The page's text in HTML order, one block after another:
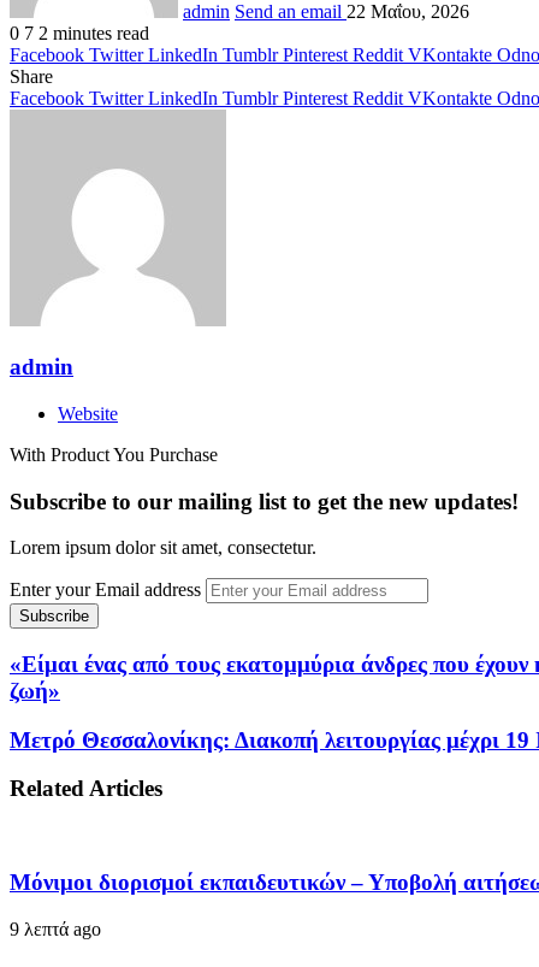
admin Send an email 22 Μαΐου, 2026
0 7 2 minutes read
Facebook Twitter LinkedIn Tumblr Pinterest Reddit VKontakte
Share
Facebook Twitter LinkedIn Tumblr Pinterest Reddit VKontakte
admin
Website
With Product You Purchase
Subscribe to our mailing list to get the new updates!
Lorem ipsum dolor sit amet, consectetur.
Enter your Email address
«Είμαι ένας από τους εκατομμύρια άνδρες που
ζωή»
Μετρό Θεσσαλονίκης: Διακοπή λειτουργίας μέχρι
Related Articles
Μόνιμοι διορισμοί εκπαιδευτικών – Υποβολή
9 λεπτά ago